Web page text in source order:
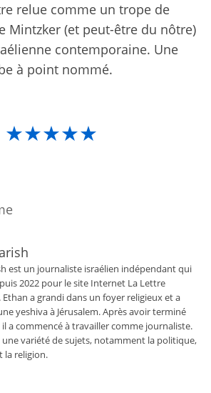
relue comme un trope de
Mintzker (et peut-être du nôtre)
contemporaine. Une
à point nommé.
★★★★★
est un journaliste israélien indépendant qui
2022 pour le site Internet La Lettre
Ethan a grandi dans un foyer religieux et a
yeshiva à Jérusalem. Après avoir terminé
il a commencé à travailler comme journaliste.
une variété de sujets, notamment la politique,
la religion.